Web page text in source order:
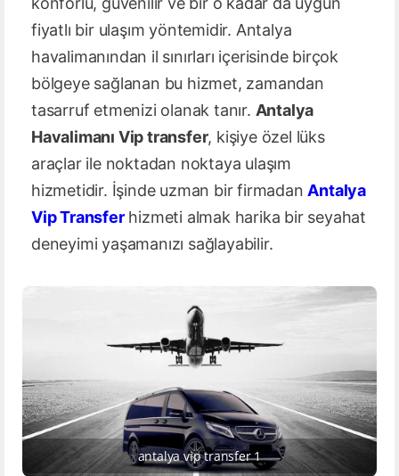
fiyatlı bir ulaşım yöntemidir. Antalya
havalimanından il sınırları içerisinde birçok
bölgeye sağlanan bu hizmet, zamandan
tasarruf etmenizi olanak tanır. Antalya
Havalimanı Vip transfer, kişiye özel lüks
araçlar ile noktadan noktaya ulaşım
hizmetidir. İşinde uzman bir firmadan Antalya
Vip Transferhizmeti almak harika bir seyahat
deneyimi yaşamanızı sağlayabilir.
antalya vip transfer 1